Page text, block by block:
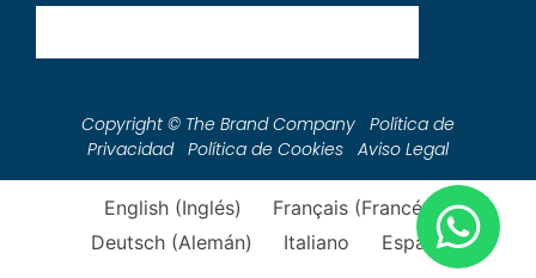
Copyright © The Brand Company Política de
Privacidad Política de Cookies Aviso Legal
English (Inglés) Français (Francés
Deutsch(Alemán) Italiano Español